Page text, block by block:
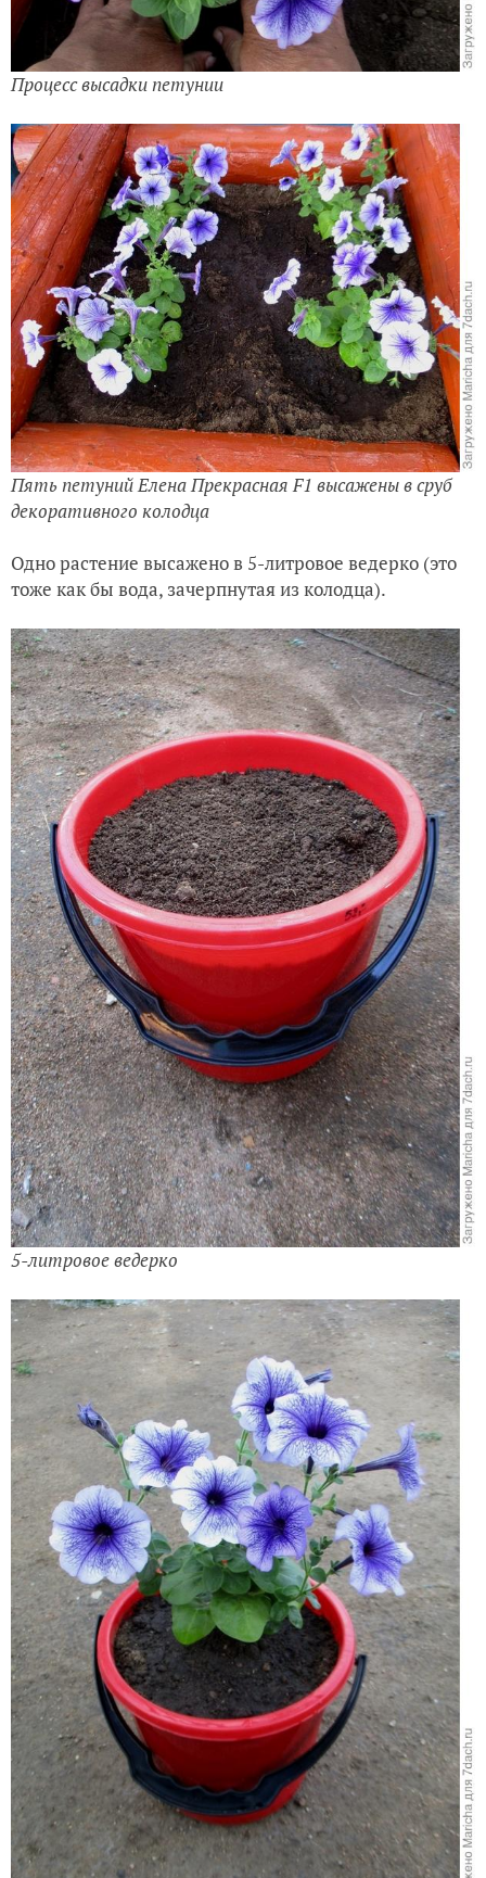
Процесс высадки петунии
Пять петуний Елена Прекрасная F1 высажены в сруб
декоративного колодца
Одно растение высажено в 5-литровое ведерко (это
тоже как бы вода, зачерпнутая из колодца).
5-литровое ведерко